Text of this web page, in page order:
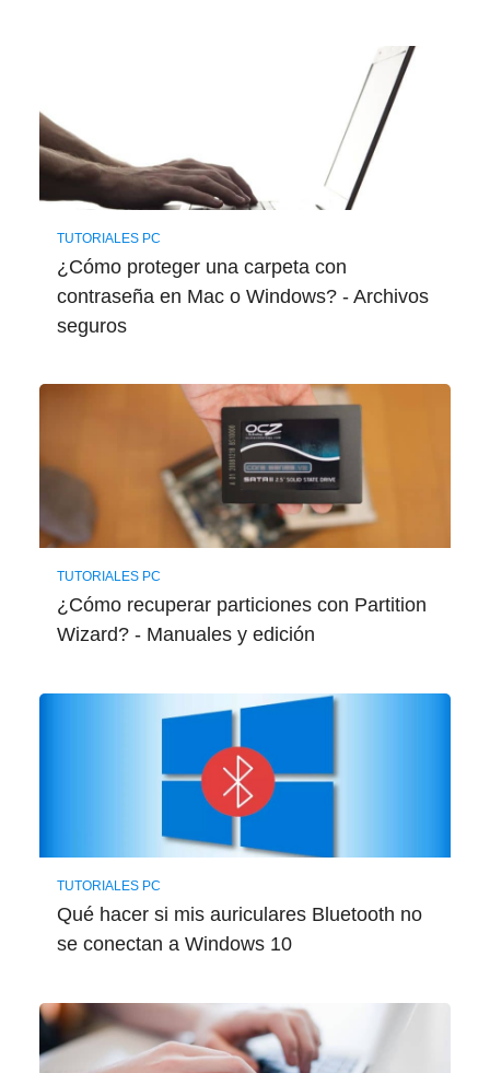
TUTORIALES PC
¿Cómo proteger una carpeta con
contraseña en Mac o Windows? - Archivos
seguros
TUTORIALES PC
¿Cómo recuperar particiones con Partition
Wizard? - Manuales y edición
TUTORIALES PC
Qué hacer si mis auriculares Bluetooth no
se conectan a Windows 10